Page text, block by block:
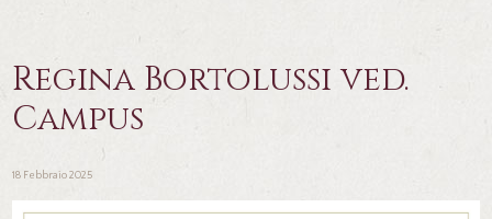
Regina Bortolussi ved.
Campus
18 Febbraio 2025